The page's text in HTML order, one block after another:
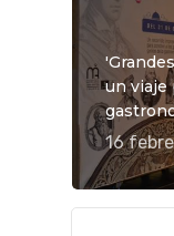
un viaje
16